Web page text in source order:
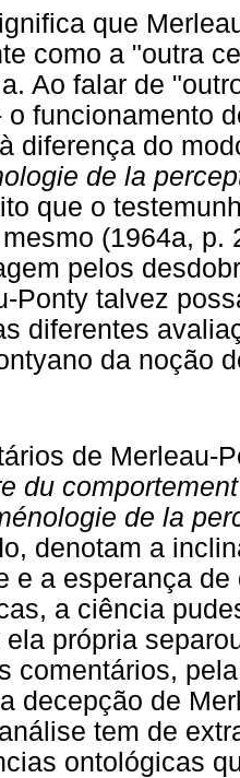
que
como a "outra
Ao falar de
o funcionamento
diferença do
de la
que o
(1964a, p.
pelos
Ponty talvez
diferentes
da noção
de Merleau-
du
de la
denotam a
e a esperança
a ciência
ela própria
comentários,
decepção de
tem de
ontológicas